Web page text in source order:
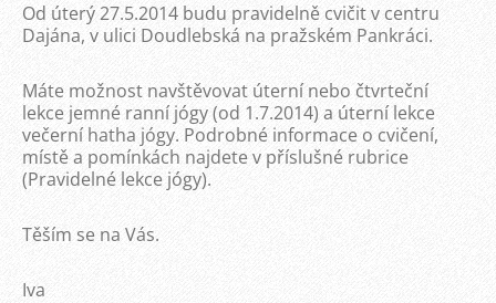
Od úterý 27.5.2014 budu pravidelně cvičit v centru
Dajána, v ulici Doudlebská na pražském Pankráci.
Máte možnost navštěvovat úterní nebo čtvrteční
lekce jemné ranní jógy (od 1.7.2014) a úterní lekce
večerní hatha jógy. Podrobné informace o cvičení,
místě a pomínkách najdete v příslušné rubrice
(Pravidelné lekce jógy).
Těším se na Vás.
Iva